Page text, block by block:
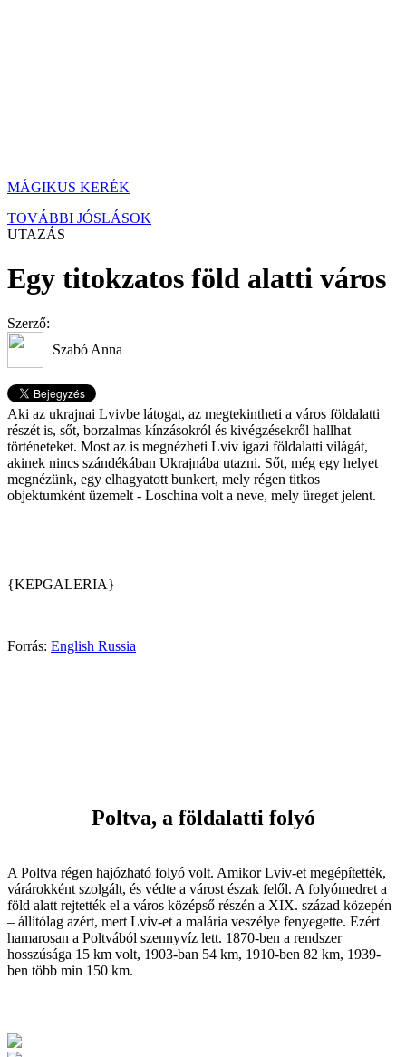
MÁGIKUS KERÉK
TOVÁBBI JÓSLÁSOK
UTAZÁS
Egy titokzatos föld alatti város
Szerző:
Szabó Anna
Aki az ukrajnai Lvivbe látogat, az megtekintheti a város földalatti
részét is, sőt, borzalmas kínzásokról és kivégzésekről hallhat
történeteket. Most az is megnézheti Lviv igazi földalatti világát,
akinek nincs szándékában Ukrajnába utazni. Sőt, még egy helyet
megnézünk, egy elhagyatott bunkert, mely régen titkos
objektumként üzemelt - Loschina volt a neve, mely üreget jelent.
{KEPGALERIA}
Forrás: English Russia
Poltva, a földalatti folyó
A Poltva régen hajózható folyó volt. Amikor Lviv-et megépítették,
várárokként szolgált, és védte a várost észak felől. A folyómedret a
föld alatt rejtették el a város középső részén a XIX. század közepén
– állítólag azért, mert Lviv-et a malária veszélye fenyegette. Ezért
hamarosan a Poltvából szennyvíz lett. 1870-ben a rendszer
hosszúsága 15 km volt, 1903-ban 54 km, 1910-ben 82 km, 1939-
ben több min 150 km.